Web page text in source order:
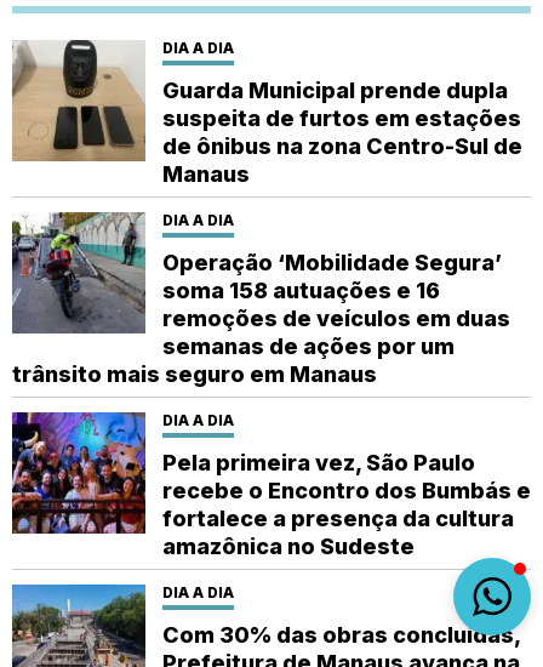
DIA A DIA
Guarda Municipal prende dupla
suspeita de furtos em estações
de ônibus na zona Centro-Sul de
Manaus
DIA A DIA
Operação ‘Mobilidade Segura’
soma 158 autuações e 16
remoções de veículos em duas
semanas de ações por um
trânsito mais seguro em Manaus
DIA A DIA
Pela primeira vez, São Paulo
recebe o Encontro dos Bumbás e
fortalece a presença da cultura
amazônica no Sudeste
DIA A DIA
Com 30% das obras concluídas,